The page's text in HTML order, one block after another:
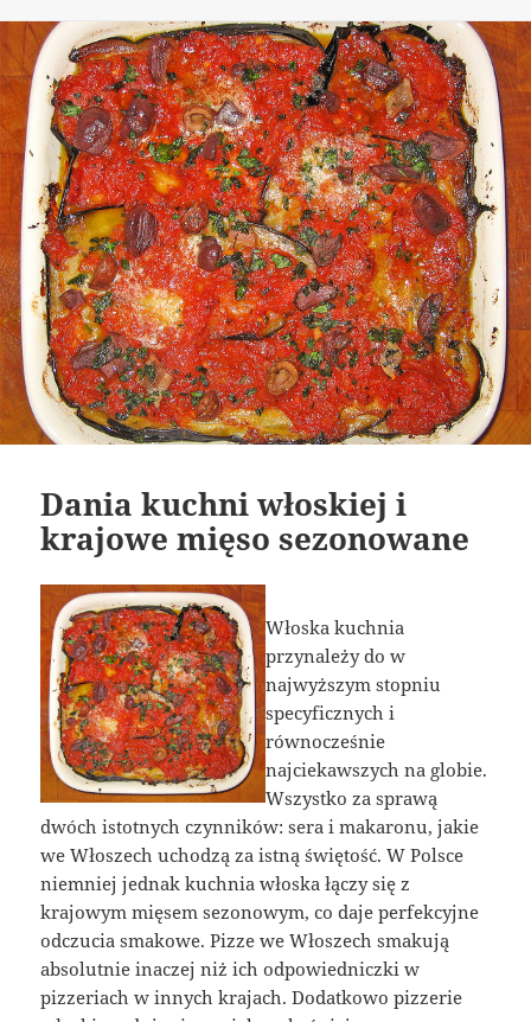
Dania kuchni włoskiej i
krajowe mięso sezonowane
Włoska kuchnia
przynależy do w
najwyższym stopniu
specyficznych i
równocześnie
najciekawszych na globie.
Wszystko za sprawą
dwóch istotnych czynników: sera i makaronu, jakie
we Włoszech uchodzą za istną świętość. W Polsce
niemniej jednak kuchnia włoska łączy się z
krajowym mięsem sezonowym, co daje perfekcyjne
odczucia smakowe. Pizze we Włoszech smakują
absolutnie inaczej niż ich odpowiedniczki w
pizzeriach w innych krajach. Dodatkowo pizzerie